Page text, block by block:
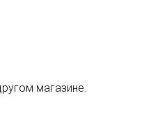
магазине.